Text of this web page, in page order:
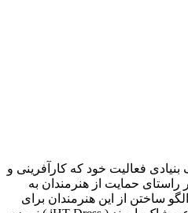
فعالیت خود که کارآفرینی و
راستای حمایت از هنرمندان به
ساختن از این هنرمندان برای